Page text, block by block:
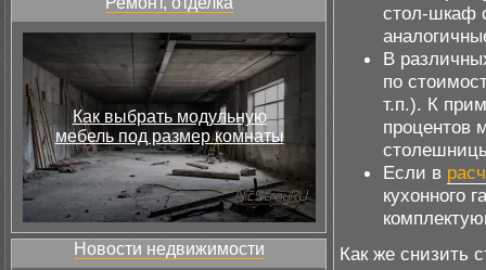
Как выбрать модульную
мебель под размер комнаты
Новости недвижимости
стол-шкаф
В
по
т.п.). К
процентов
Если в
кухонного
Как же снизить